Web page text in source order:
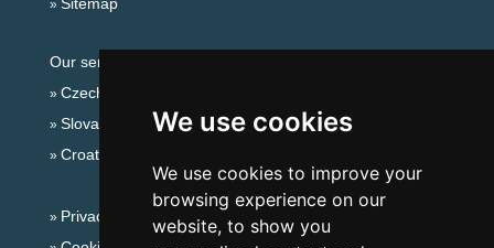
We use cookies
We use cookies to improve your
browsing experience on our
website, to show you
Our servers:
Czech mountains
Slovakian mountains
Croatian Adriatic
Privacy policy